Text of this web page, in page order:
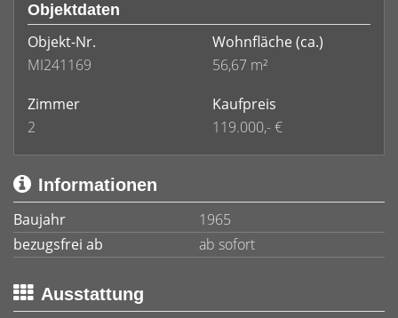
Objektdaten
Objekt-Nr.
MI241169
Wohnfläche(ca.)
56,67 m²
Zimmer
2
Kaufpreis
119.000,- €
Informationen
Baujahr
1965
bezugsfrei ab
ab sofort
Ausstattung